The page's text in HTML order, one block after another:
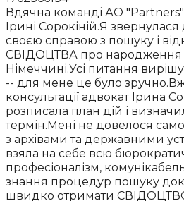
Вдячна команді АО "Partners"
Ірині Сорокіній.Я звернулася
своєю справою з пошуку і
СВІДОЦТВА про народження
Німеччині.Усі питання
-- для мене це було
консультації адвокат Ірина
розписала план дій і
термін.Мені не довелося
з архівами та державними
взяла на себе всю
професіоналізм,
знання процедур пошуку
швидко отримати